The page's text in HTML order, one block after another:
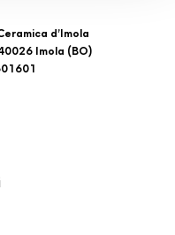
d’Imola
Imola (BO)